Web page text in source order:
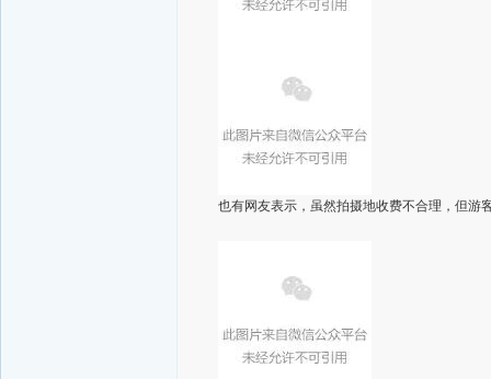
也有网友表示，虽然拍摄地收费不合理，但游